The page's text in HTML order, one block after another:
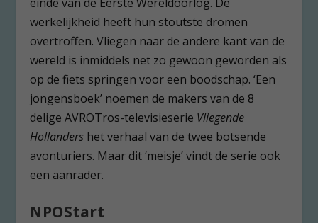
werkelijkheid heeft hun stoutste dromen
overtroffen. Vliegen naar de andere kant van de
wereld is inmiddels net zo gewoon geworden als
op de fiets springen voor een boodschap. ‘Een
jongensboek’ noemen de makers van de 8
delige AVROTros-televisieserie Vliegende
Hollanders het verhaal van de twee botsende
avonturiers. Maar dit ‘meisje’ vindt de serie ook
een aanrader.
NPOStart